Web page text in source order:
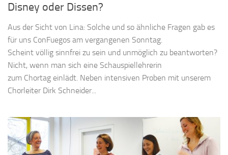
Disney oder Dissen?
Aus der Sicht von Lina: Solche und so ähnliche Fragen gab es
für uns ConFuegos am vergangenen Sonntag.
Scheint völlig sinnfrei zu sein und unmöglich zu beantworten?
Nicht, wenn man sich eine Schauspiellehrerin
zum Chortag einlädt. Neben intensiven Proben mit unserem
Chorleiter Dirk Schneider...